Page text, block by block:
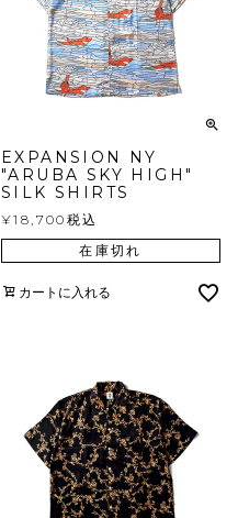
EXPANSION NY
"ARUBA SKY HIGH"
SILK SHIRTS
¥18,700 税込
在庫切れ
カートに入れる